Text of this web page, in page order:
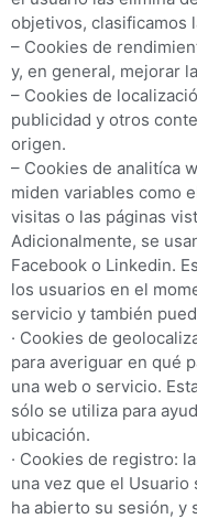
objetivos, clasificamos
– Cookies de
y, en general, mejorar
– Cookies de
publicidad y otros
origen.
– Cookies de analitíca
miden variables como
visitas o las páginas
Adicionalmente, se
Facebook o Linkedin.
los usuarios en el
servicio y también
· Cookies de
para averiguar en qué
una web o servicio.
sólo se utiliza para
ubicación.
· Cookies de registro:
una vez que el
ha abierto su sesión, y